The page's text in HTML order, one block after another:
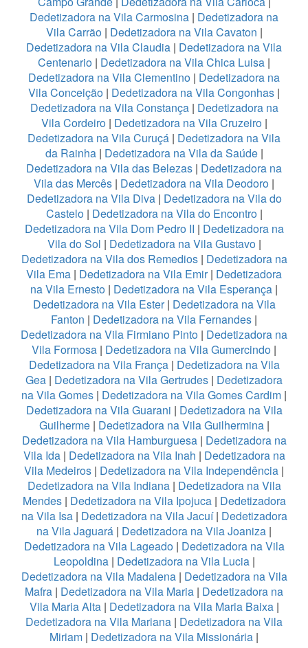
Dedetizadora na Vila Carmosina | Dedetizadora na
Vila Carrão| Dedetizadora na Vila Cavaton |
Dedetizadora na Vila Claudia | Dedetizadora na Vila
Centenario | Dedetizadora na Vila Chica Luisa |
Dedetizadora na Vila Clementino | Dedetizadora na
Vila Conceição | Dedetizadora na Vila Congonhas |
Dedetizadora na Vila Constança| Dedetizadora na
Vila Cordeiro| Dedetizadora na Vila Cruzeiro |
Dedetizadora na Vila Curuçá | Dedetizadora na Vila
da Rainha | Dedetizadora na Vila da Saúde|
Dedetizadora na Vila das Belezas | Dedetizadora na
Vila das Mercês | Dedetizadora na Vila Deodoro |
Dedetizadora na Vila Diva| Dedetizadora na Vila do
Castelo| Dedetizadora na Vila do Encontro|
Dedetizadora na Vila Dom Pedro II | Dedetizadora na
Vila do Sol | Dedetizadora na Vila Gustavo|
Dedetizadora na Vila dos Remedios| Dedetizadora na
Vila Ema | Dedetizadora na Vila Emir| Dedetizadora
na Vila Ernesto | Dedetizadora na Vila Esperança |
Dedetizadora na Vila Ester| Dedetizadora na Vila
Fanton | Dedetizadora na Vila Fernandes |
Dedetizadora na Vila Firmiano Pinto | Dedetizadora na
Vila Formosa | Dedetizadora na Vila Gumercindo |
Dedetizadora na Vila França| Dedetizadora na Vila
Gea | Dedetizadora na Vila Gertrudes | Dedetizadora
na Vila Gomes | Dedetizadora na Vila Gomes Cardim |
Dedetizadora na Vila Guarani | Dedetizadora na Vila
Guilherme| Dedetizadora na Vila Guilhermina|
Dedetizadora na Vila Hamburguesa| Dedetizadora na
Vila Ida| Dedetizadora na Vila Inah | Dedetizadora na
Vila Medeiros | Dedetizadora na Vila Independência |
Dedetizadora na Vila Indiana| Dedetizadora na Vila
Mendes| Dedetizadora na Vila Ipojuca| Dedetizadora
na Vila Isa| Dedetizadora na Vila Jacuí| Dedetizadora
na Vila Jaguará | Dedetizadora na Vila Joaniza |
Dedetizadora na Vila Lageado| Dedetizadora na Vila
Leopoldina| Dedetizadora na Vila Lucia|
Dedetizadora na Vila Madalena| Dedetizadora na Vila
Mafra | Dedetizadora na Vila Maria | Dedetizadora na
Vila Maria Alta| Dedetizadora na Vila Maria Baixa|
Dedetizadora na Vila Mariana | Dedetizadora na Vila
Miriam | Dedetizadora na Vila Missionária |